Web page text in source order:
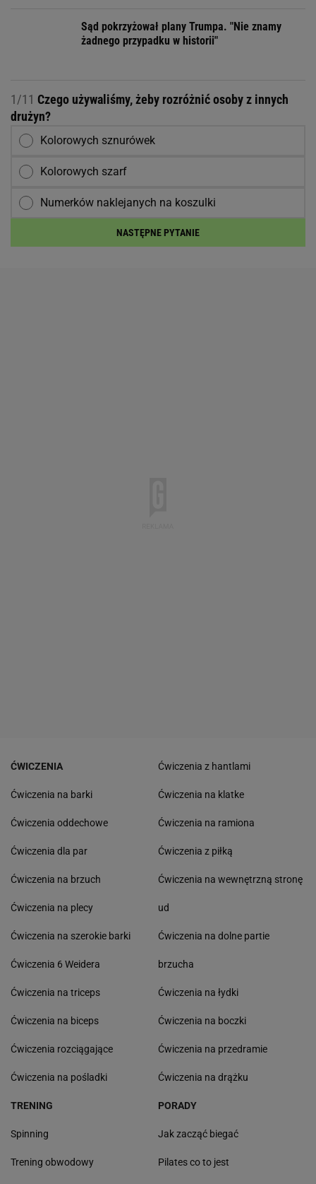
Sąd pokrzyżował plany Trumpa. "Nie znamy
żadnego przypadku w historii"
1/11 Czego używaliśmy, żeby rozróżnić osoby z innych
drużyn?
Kolorowych sznurówek
Kolorowych szarf
Numerków naklejanych na koszulki
NASTĘPNE PYTANIE
ĆWICZENIA
Ćwiczenia na barki
Ćwiczenia oddechowe
Ćwiczenia dla par
Ćwiczenia na brzuch
Ćwiczenia na plecy
Ćwiczenia na szerokie barki
Ćwiczenia 6 Weidera
Ćwiczenia na triceps
Ćwiczenia na biceps
Ćwiczenia rozciągające
Ćwiczenia na pośladki
Ćwiczenia z hantlami
Ćwiczenia na klatke
Ćwiczenia na ramiona
Ćwiczenia z piłką
Ćwiczenia na wewnętrzną stronę
ud
Ćwiczenia na dolne partie
brzucha
Ćwiczenia na łydki
Ćwiczenia na boczki
Ćwiczenia na przedramie
Ćwiczenia na drążku
TRENING
Spinning
Trening obwodowy
PORADY
Jak zacząć biegać
Pilates co to jest